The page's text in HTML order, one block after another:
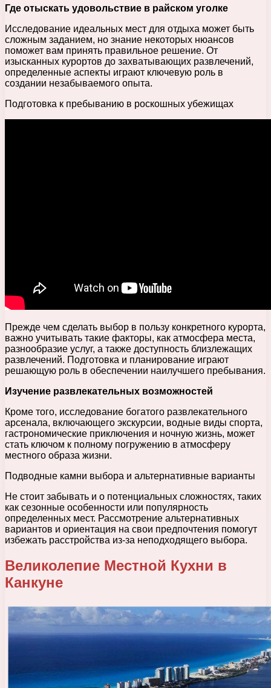
Где отыскать удовольствие в райском уголке
Исследование идеальных мест для отдыха может быть
сложным заданием, но знание некоторых нюансов
поможет вам принять правильное решение. От
изысканных курортов до захватывающих развлечений,
определенные аспекты играют ключевую роль в
создании незабываемого опыта.
Подготовка к пребыванию в роскошных убежищах
Прежде чем сделать выбор в пользу конкретного курорта,
важно учитывать такие факторы, как атмосфера места,
разнообразие услуг, а также доступность близлежащих
развлечений. Подготовка и планирование играют
решающую роль в обеспечении наилучшего пребывания.
Изучение развлекательных возможностей
Кроме того, исследование богатого развлекательного
арсенала, включающего экскурсии, водные виды спорта,
гастрономические приключения и ночную жизнь, может
стать ключом к полному погружению в атмосферу
местного образа жизни.
Подводные камни выбора и альтернативные варианты
Не стоит забывать и о потенциальных сложностях, таких
как сезонные особенности или популярность
определенных мест. Рассмотрение альтернативных
вариантов и ориентация на свои предпочтения помогут
избежать расстройства из-за неподходящего выбора.
Великолепие Местной Кухни в
Канкуне